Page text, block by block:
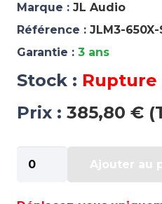
Marque : JL Audio
Référence : JLM3-650X-
Garantie : 3 ans
Stock : Rupture
Prix : 385,80 €
de
Ajouter au